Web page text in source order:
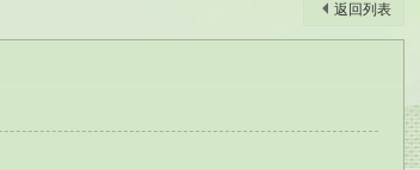
返回列表